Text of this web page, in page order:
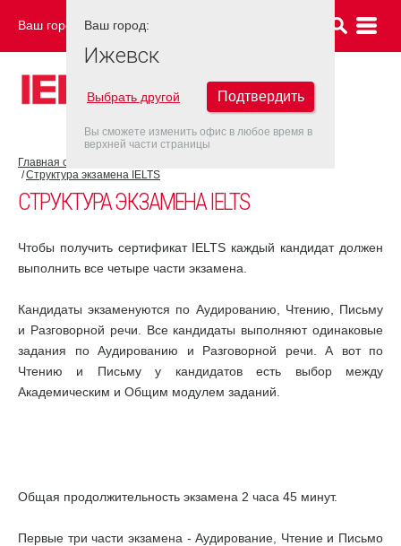
Ваш город: ИЖЕВСК
Главная страница
Структура экзамена IELTS
СТРУКТУРА ЭКЗАМЕНА IELTS
Чтобы получить сертификат IELTS каждый кандидат должен
выполнить все четыре части экзамена.
Кандидаты экзаменуются по Аудированию, Чтению, Письму
и Разговорной речи. Все кандидаты выполняют одинаковые
задания по Аудированию и Разговорной речи. А вот по
Чтению и Письму у кандидатов есть выбор между
Академическим и Общим модулем заданий.
Общая продолжительность экзамена 2 часа 45 минут.
Первые три части экзамена - Аудирование, Чтение и Письмо
Ваш город:
Ижевск
Выбрать другой Подтвердить
Вы сможете изменить офис в любое время в
верхней части страницы